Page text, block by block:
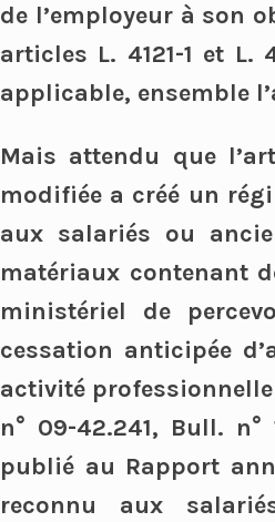
de l’employeur à son
articles L. 4121-1 et
applicable, ensemble
Mais attendu que
modifiée a créé un
aux salariés ou
matériaux contenant
ministériel de
cessation anticipée
activité professionnelle
n° 09-42.241, Bull.
publié au Rapport
reconnu aux